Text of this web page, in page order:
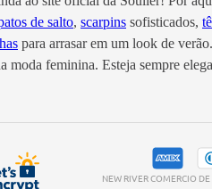
de salto, scarpins sofisticados,
para arrasar em um look de
moda feminina. Esteja sempre
NEW RIVER COMERCIO